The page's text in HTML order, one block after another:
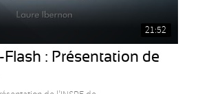
21:52
: Présentation de